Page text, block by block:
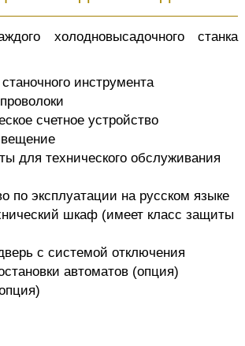
холодновысадочного станка
инструмента
счетное устройство
для технического обслуживания
по эксплуатации на русском языке
шкаф (имеет класс защиты
с системой отключения
автоматов (опция)